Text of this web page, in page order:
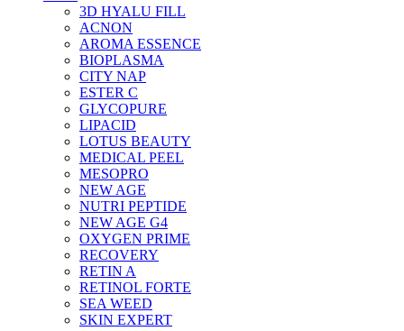
3D HYALU FILL
ACNON
AROMA ESSENCE
BIOPLASMA
CITY NAP
ESTER C
GLYCOPURE
LIPACID
LOTUS BEAUTY
MEDICAL PEEL
MESOPRO
NEW AGE
NUTRI PEPTIDE
NEW AGE G4
OXYGEN PRIME
RECOVERY
RETIN A
RETINOL FORTE
SEA WEED
SKIN EXPERT